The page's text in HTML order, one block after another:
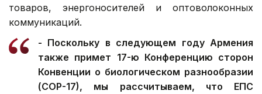
товаров, энергоносителей и оптоволоконных
коммуникаций.
- Поскольку в следующем году Армения
также примет 17-ю Конференцию сторон
Конвенции о биологическом разнообразии
(СОР-17), мы рассчитываем, что ЕПС